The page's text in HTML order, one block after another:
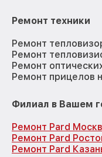
Ремонт техники
Ремонт
Ремонт
Ремонт
Ремонт прицелов
Филиал в Вашем
Ремонт Pard
Ремонт Pard
Ремонт Pard